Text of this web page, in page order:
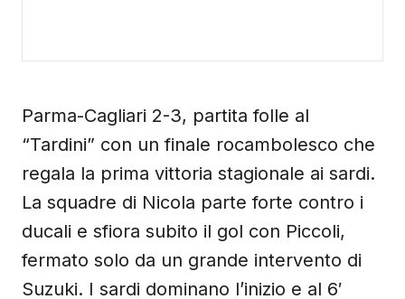
Parma-Cagliari 2-3, partita folle al
“Tardini” con un finale rocambolesco che
regala la prima vittoria stagionale ai sardi.
La squadre di Nicola parte forte contro i
ducali e sfiora subito il gol con Piccoli,
fermato solo da un grande intervento di
Suzuki. I sardi dominano l’inizio e al 6′